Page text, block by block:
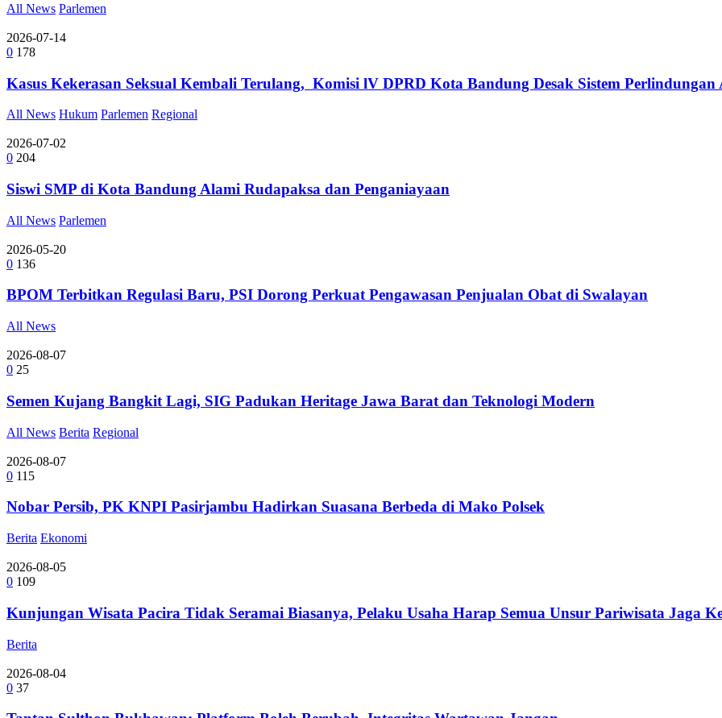
All News Parlemen
2026-07-14
0 178
Kasus Kekerasan Seksual Kembali Terulang, Komisi lV DPRD Kota Bandung Desak Sistem
All News Hukum Parlemen Regional
2026-07-02
0 204
Siswi SMP di Kota Bandung Alami Rudapaksa dan Penganiayaan
All News Parlemen
2026-05-20
0 136
BPOM Terbitkan Regulasi Baru, PSI Dorong Perkuat Pengawasan Penjualan Obat di Swalayan
All News
2026-08-07
0 25
Semen Kujang Bangkit Lagi, SIG Padukan Heritage Jawa Barat dan Teknologi Modern
All News Berita Regional
2026-08-07
0 115
Nobar Persib, PK KNPI Pasirjambu Hadirkan Suasana Berbeda di Mako Polsek
Berita Ekonomi
2026-08-05
0 109
Kunjungan Wisata Pacira Tidak Seramai Biasanya, Pelaku Usaha Harap Semua Unsur Pariwisata Jaga
Berita
2026-08-04
0 37